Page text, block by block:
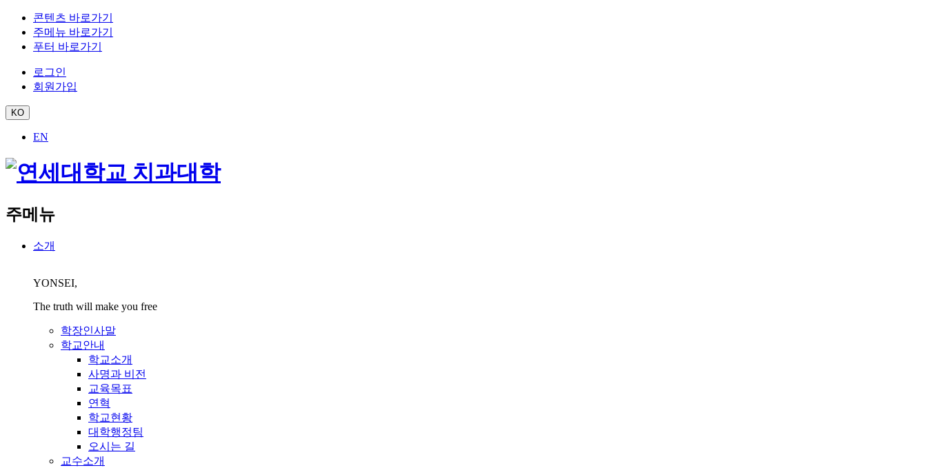
콘텐츠 바로가기
주메뉴 바로가기
푸터 바로가기
로그인
회원가입
KO
EN
주메뉴
소개
YONSEI,
The truth will make you free
학장인사말
학교안내
학교소개
사명과 비전
교육목표
연혁
학교현황
대학행정팀
오시는 길
교수소개